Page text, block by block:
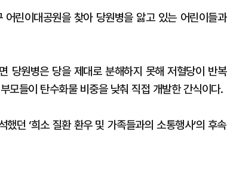
린이대공원을 찾아 당원병을 앓고 있는 어린이들과
당원병은 당을 제대로 분해하지 못해 저혈당이 반복
모들이 탄수화물 비중을 낮춰 직접 개발한 간식이다.
던 ‘희소 질환 환우 및 가족들과의 소통행사’의 후속